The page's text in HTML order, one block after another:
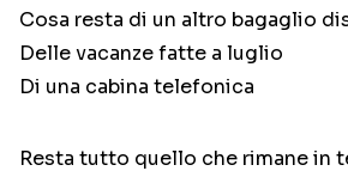
Cosa resta di un altro bagaglio
Delle vacanze fatte a luglio
Di una cabina telefonica
Resta tutto quello che rimane in